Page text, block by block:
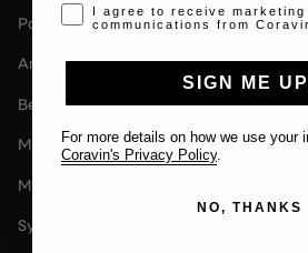
Paris
Amsterdam
Berlin
Milan
Melbourne
Sydney
Opt-in disclaimer
I agree to receive marketing
communications from
SIGN ME
For more details on how we use your
Coravin's Privacy Policy
NO, THANKS